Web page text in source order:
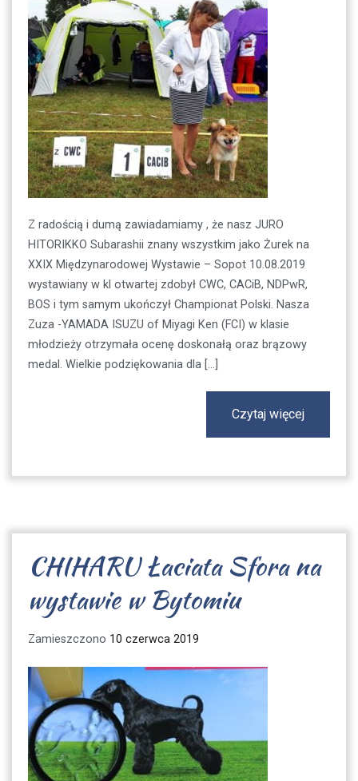
Z radością i dumą zawiadamiamy , że nasz JURO
HITORIKKO Subarashii znany wszystkim jako Żurek na
XXIX Międzynarodowej Wystawie – Sopot 10.08.2019
wystawiany w kl otwartej zdobył CWC, CACiB, NDPwR,
BOS i tym samym ukończył Championat Polski. Nasza
Zuza -YAMADA ISUZU of Miyagi Ken (FCI) w klasie
młodzieży otrzymała ocenę doskonałą oraz brązowy
medal. Wielkie podziękowania dla […]
Czytaj więcej
CHIHARU Łaciata Sfora na
wystawie w Bytomiu
Zamieszczono 10 czerwca 2019